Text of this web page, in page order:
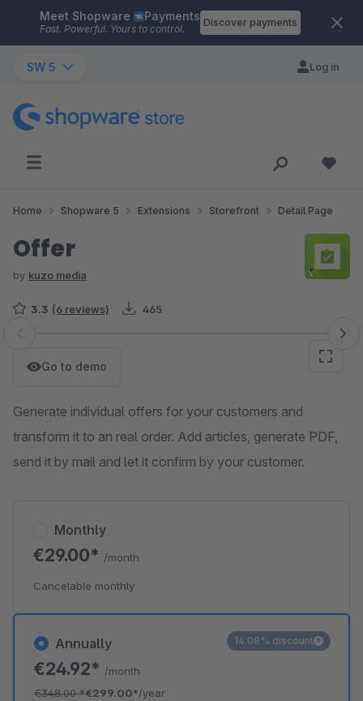
Skip to main content
Meet Shopware Payments
Fast. Powerful. Yours to control.
Discover payments
SW 5 Log in
Home Shopware 5 Extensions Storefront Detail Page
Offer
by kuzo media
3.3 (6 reviews) 465
Skip image gallery
Go to demo
Generate individual offers for your customers and
transform it to an real order. Add articles, generate PDF,
send it by mail and let it confirm by your customer.
Annually
€24.92* /month
€348.00*€299.00*/year
14.08% discount
Monthly
€29.00* /month
Cancelable monthly